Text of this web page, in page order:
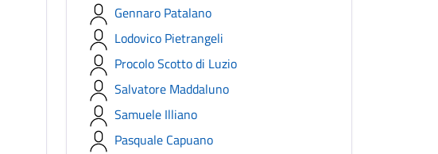
Gennaro Patalano
Lodovico Pietrangeli
Procolo Scotto di Luzio
Salvatore Maddaluno
Samuele Illiano
Pasquale Capuano